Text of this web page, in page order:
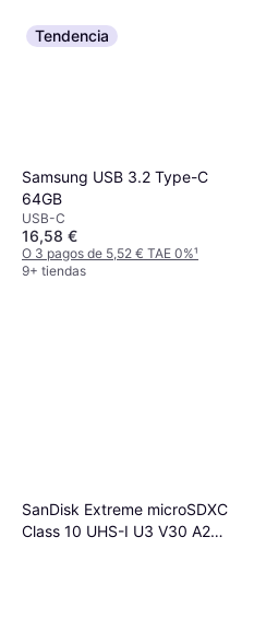
Tendencia
Samsung USB 3.2 Type-C
64GB
USB-C
16,58 €
O 3 pagos de 5,52 € TAE 0%¹
9+ tiendas
SanDisk Extreme microSDXC
Class 10 UHS-I U3 V30 A2